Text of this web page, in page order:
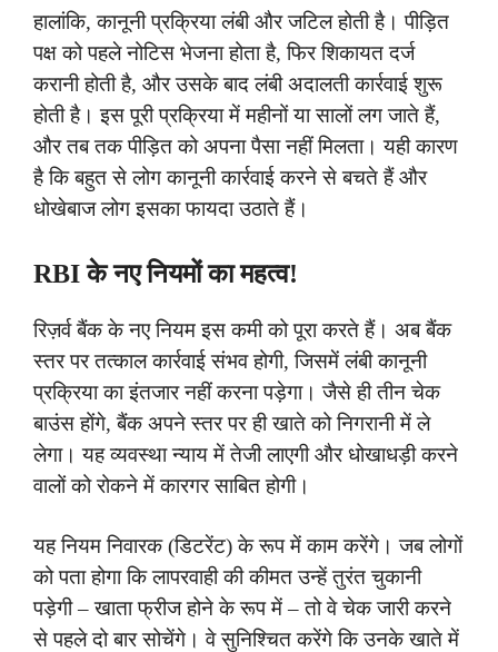
हालांकि, कानूनी प्रक्रिया लंबी और जटिल होती है। पीड़ित
पक्ष को पहले नोटिस भेजना होता है, फिर शिकायत दर्ज
करानी होती है, और उसके बाद लंबी अदालती कार्रवाई शुरू
होती है। इस पूरी प्रक्रिया में महीनों या सालों लग जाते हैं,
और तब तक पीड़ित को अपना पैसा नहीं मिलता। यही कारण
है कि बहुत से लोग कानूनी कार्रवाई करने से बचते हैं और
धोखेबाज लोग इसका फायदा उठाते हैं।
RBI के नए नियमों का महत्व!
रिज़र्व बैंक के नए नियम इस कमी को पूरा करते हैं। अब बैंक
स्तर पर तत्काल कार्रवाई संभव होगी, जिसमें लंबी कानूनी
प्रक्रिया का इंतजार नहीं करना पड़ेगा। जैसे ही तीन चेक
बाउंस होंगे, बैंक अपने स्तर पर ही खाते को निगरानी में ले
लेगा। यह व्यवस्था न्याय में तेजी लाएगी और धोखाधड़ी करने
वालों को रोकने में कारगर साबित होगी।
यह नियम निवारक (डिटरेंट) के रूप में काम करेंगे। जब लोगों
को पता होगा कि लापरवाही की कीमत उन्हें तुरंत चुकानी
पड़ेगी – खाता फ्रीज होने के रूप में – तो वे चेक जारी करने
से पहले दो बार सोचेंगे। वे सुनिश्चित करेंगे कि उनके खाते में